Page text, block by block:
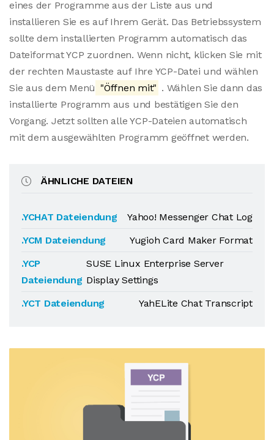
eines der Programme aus der Liste aus und
installieren Sie es auf Ihrem Gerät. Das Betriebssystem
sollte dem installierten Programm automatisch das
Dateiformat YCP zuordnen. Wenn nicht, klicken Sie mit
der rechten Maustaste auf Ihre YCP-Datei und wählen
Sie aus dem Menü "Öffnen mit" . Wählen Sie dann das
installierte Programm aus und bestätigen Sie den
Vorgang. Jetzt sollten alle YCP-Dateien automatisch
mit dem ausgewählten Programm geöffnet werden.
ÄHNLICHE DATEIEN
.YCHAT Dateiendung
Yahoo! Messenger Chat Log
.YCM Dateiendung
Yugioh Card Maker Format
.YCP
Dateiendung
SUSE Linux Enterprise Server
Display Settings
.YCT Dateiendung
YahELite Chat Transcript